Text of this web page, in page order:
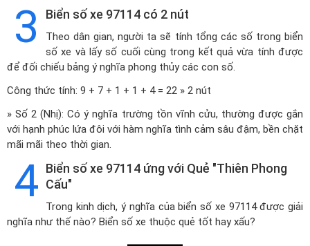
3 Biển số xe 97114 có 2 nút
Theo dân gian, người ta sẽ tính tổng các số trong biển
số xe và lấy số cuối cùng trong kết quả vừa tính được
để đối chiếu bảng ý nghĩa phong thủy các con số.
Công thức tính: 9 + 7 + 1 + 1 + 4 = 22 » 2 nút
» Số 2 (Nhị): Có ý nghĩa trường tồn vĩnh cửu, thường được gắn
với hạnh phúc lứa đôi với hàm nghĩa tình cảm sâu đậm, bền chặt
mãi mãi theo thời gian.
4 Biển số xe 97114 ứng với Quẻ "Thiên Phong
Cấu"
Trong kinh dịch, ý nghĩa của biển số xe 97114 được giải
nghĩa như thế nào? Biển số xe thuộc quẻ tốt hay xấu?